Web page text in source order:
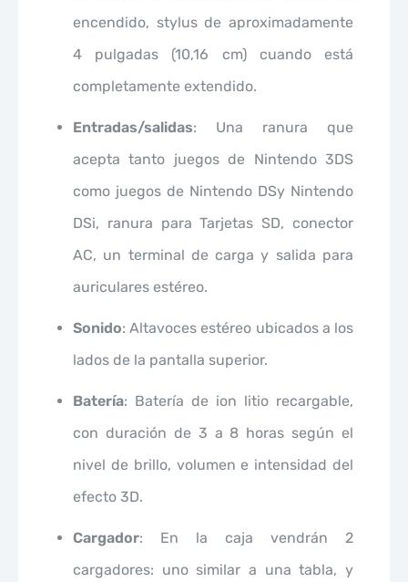
encendido, stylus de aproximadamente
4 pulgadas (10,16 cm) cuando está
completamente extendido.
Entradas/salidas: Una ranura que
acepta tanto juegos de Nintendo 3DS
como juegos de Nintendo DSy Nintendo
DSi, ranura para Tarjetas SD, conector
AC, un terminal de carga y salida para
auriculares estéreo.
Sonido: Altavoces estéreo ubicados a los
lados de la pantalla superior.
Batería: Batería de ion litio recargable,
con duración de 3 a 8 horas según el
nivel de brillo, volumen e intensidad del
efecto 3D.
Cargador: En la caja vendrán 2
cargadores: uno similar a una tabla, y